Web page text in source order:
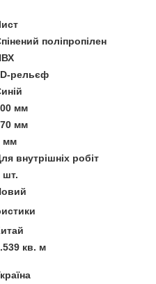
поліпропілен
рельєф
мм
мм
мм
внутрішніх робіт
шт.
кв. м